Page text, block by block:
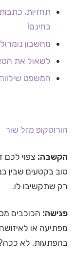
תחזיות,
בחינם!
מחשבון
לשאול את
המשפט
הורוסקופ מזל שור
הקשבה: צפוי לכם
טוב בקטעים שבין
רק שתקשיבו לו.
פגישה: הכוכבים
מפתיעה או
בהפתעות. לא